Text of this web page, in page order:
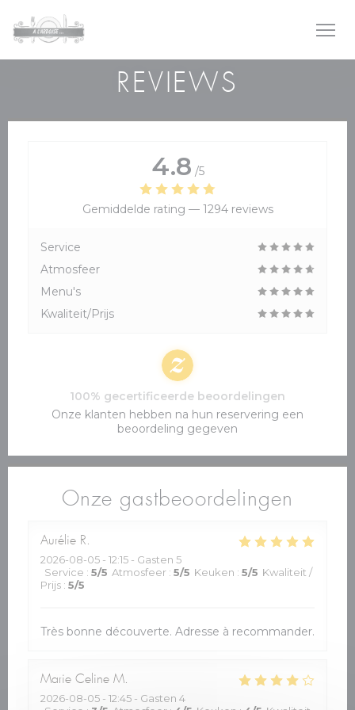
REVIEWS
Onze gastbeoordelingen
Aurélie R
2026-08-05 - 12:15 - Gasten 5
Service : 5/5 Atmosfeer : 5/5 Keuken : 5/5 Kwaliteit /
Prijs : 5/5
Très bonne découverte. Adresse à recommander.
Marie Celine M
2026-08-05 - 12:45 - Gasten 4
4.8 /5
Gemiddelde rating — 1294 reviews
Service
Atmosfeer
Menu's
Kwaliteit/Prijs
100% gecertificeerde beoordelingen
Onze klanten hebben na hun reservering een
beoordeling gegeven